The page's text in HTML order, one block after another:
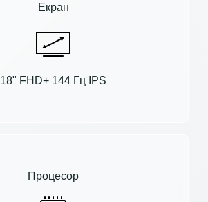
Екран
18" FHD+ 144 Гц IPS
Процесор